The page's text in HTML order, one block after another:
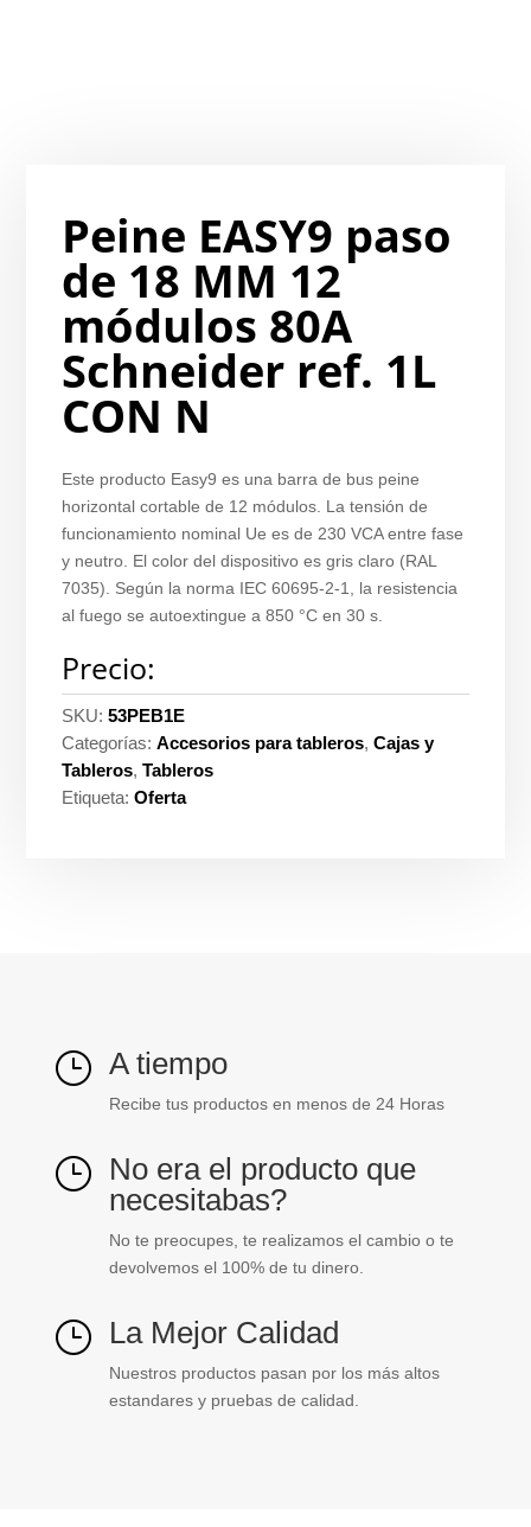
Peine EASY9 paso
de 18 MM 12
módulos 80A
Schneider ref. 1L
CON N
Este producto Easy9 es una barra de bus peine
horizontal cortable de 12 módulos. La tensión de
funcionamiento nominal Ue es de 230 VCA entre fase
y neutro. El color del dispositivo es gris claro (RAL
7035). Según la norma IEC 60695-2-1, la resistencia
al fuego se autoextingue a 850 °C en 30 s.
Precio:
SKU:53PEB1E
Categorías:Accesorios para tableros,Cajas y
Tableros,Tableros
Etiqueta:Oferta
} A tiempo
Recibe tus productos en menos de 24 Horas
} No era el producto que
necesitabas?
No te preocupes, te realizamos el cambio o te
devolvemos el 100% de tu dinero.
} La Mejor Calidad
Nuestros productos pasan por los más altos
estandares y pruebas de calidad.